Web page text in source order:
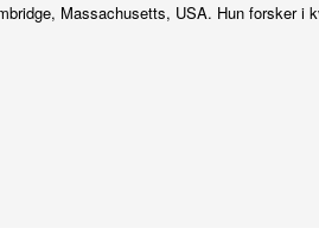
Massachusetts, USA. Hun